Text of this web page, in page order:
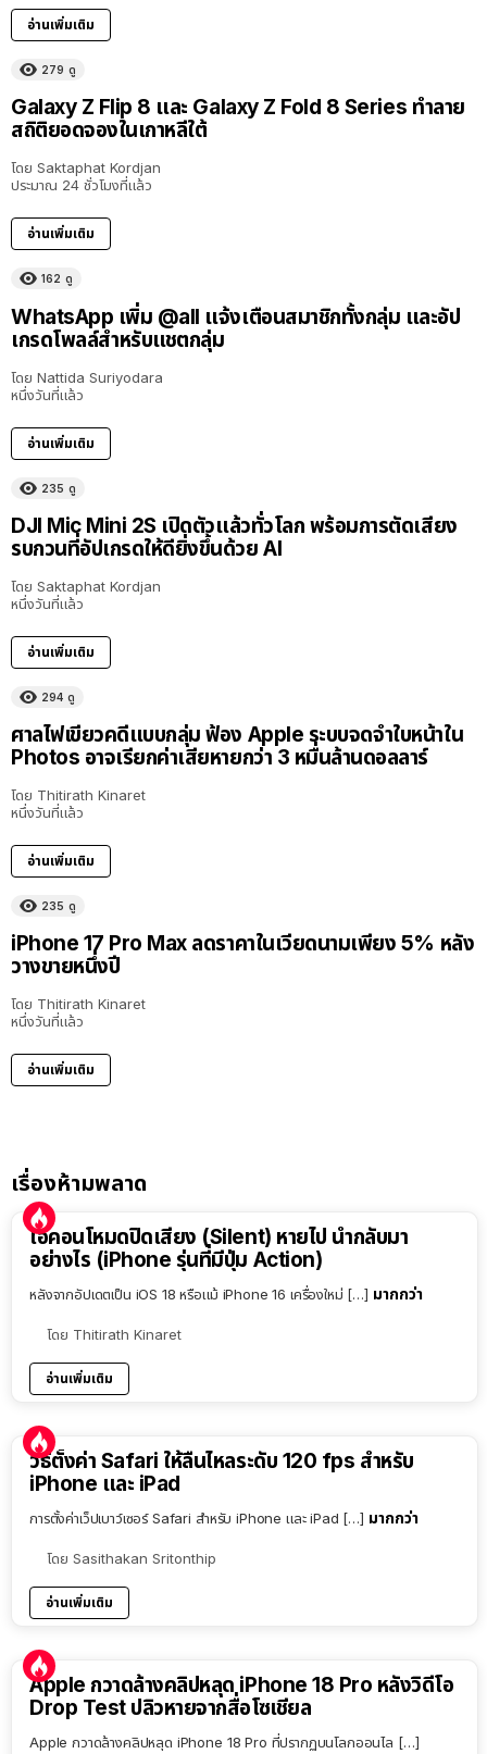
อ่านเพิ่มเติม
279 ดู
Galaxy Z Flip 8 และ Galaxy Z Fold 8 Series ทำลาย
สถิติยอดจองในเกาหลีใต้
โดย Saktaphat Kordjan
ประมาณ 24 ชั่วโมงที่แล้ว
อ่านเพิ่มเติม
162 ดู
WhatsApp เพิ่ม @all แจ้งเตือนสมาชิกทั้งกลุ่ม และอัป
เกรดโพลล์สำหรับแชตกลุ่ม
โดย Nattida Suriyodara
หนึ่งวันที่แล้ว
อ่านเพิ่มเติม
235 ดู
DJI Mic Mini 2S เปิดตัวแล้วทั่วโลก พร้อมการตัดเสียง
รบกวนที่อัปเกรดให้ดียิ่งขึ้นด้วย AI
โดย Saktaphat Kordjan
หนึ่งวันที่แล้ว
อ่านเพิ่มเติม
294 ดู
ศาลไฟเขียวคดีแบบกลุ่ม ฟ้อง Apple ระบบจดจำใบหน้าใน
Photos อาจเรียกค่าเสียหายกว่า 3 หมื่นล้านดอลลาร์
โดย Thitirath Kinaret
หนึ่งวันที่แล้ว
อ่านเพิ่มเติม
235 ดู
iPhone 17 Pro Max ลดราคาในเวียดนามเพียง 5% หลัง
วางขายหนึ่งปี
โดย Thitirath Kinaret
หนึ่งวันที่แล้ว
อ่านเพิ่มเติม
เรื่องห้ามพลาด
ไอคอนโหมดปิดเสียง (Silent) หายไป นำกลับมา
อย่างไร (iPhone รุ่นที่มีปุ่ม Action)
หลังจากอัปเดตเป็น iOS 18 หรือแม้ iPhone 16 เครื่องใหม่ […] มากกว่า
โดย Thitirath Kinaret
อ่านเพิ่มเติม
วิธีตั้งค่า Safari ให้ลื่นไหลระดับ 120 fps สำหรับ
iPhone และ iPad
การตั้งค่าเว็ปเบาว์เซอร์ Safari สำหรับ iPhone และ iPad […] มากกว่า
โดย Sasithakan Sritonthip
อ่านเพิ่มเติม
Apple กวาดล้างคลิปหลุด iPhone 18 Pro หลังวิดีโอ
Drop Test ปลิวหายจากสื่อโซเชียล
Apple กวาดล้างคลิปหลุด iPhone 18 Pro ที่ปรากฏบนโลกออนไล […]